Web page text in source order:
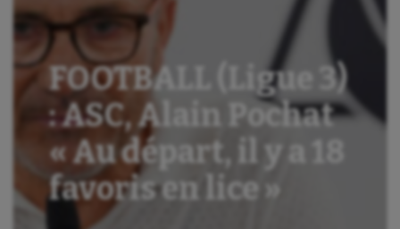
FOOTBALL (Ligue 3)
: ASC, Alain Pochat
« Au départ, il y a 18
favoris en lice »